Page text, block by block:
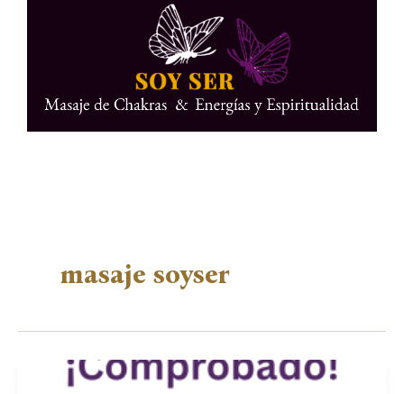
masaje soyser